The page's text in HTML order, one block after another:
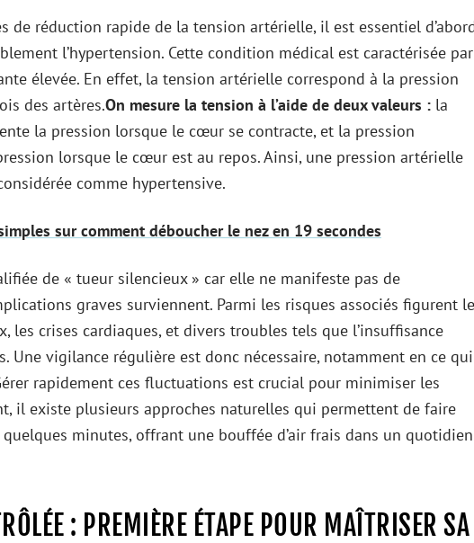
de réduction rapide de la tension artérielle, il est essentiel
l’hypertension. Cette condition médical est caractérisée par
élevée. En effet, la tension artérielle correspond à la pression
des artères.On mesure la tension à l’aide de deux valeurs : la
la pression lorsque le cœur se contracte, et la pression
lorsque le cœur est au repos. Ainsi, une pression artérielle
comme hypertensive.
sur comment déboucher le nez en 19 secondes
de « tueur silencieux » car elle ne manifeste pas de
graves surviennent. Parmi les risques associés figurent
les crises cardiaques, et divers troubles tels que l’insuffisance
Une vigilance régulière est donc nécessaire, notamment en ce qui
rapidement ces fluctuations est crucial pour minimiser les
il existe plusieurs approches naturelles qui permettent de faire
minutes, offrant une bouffée d’air frais dans un quotidien
: PREMIÈRE ÉTAPE POUR MAÎTRISER SA